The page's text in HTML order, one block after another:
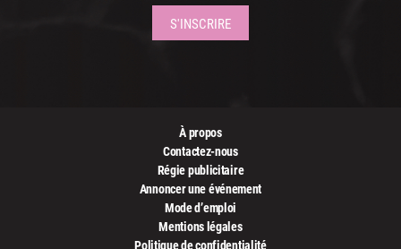
À propos
Contactez-nous
Régie publicitaire
Annoncer une événement
Mode d’emploi
Mentions légales
Politique de confidentialité